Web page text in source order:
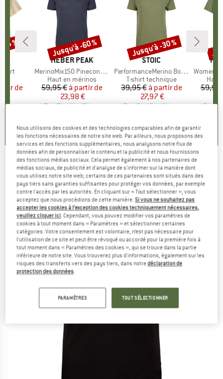
Shirt
réduit
de
%
MARQUE
HEBER PEAK
Article
MerinoMix150 PineconeHe. II T-Shirt
Product group
Haut en mérinos
Prix
59,95 € Prix réduit
à partir de
23,98 €
Remise
Jusqu'à -60 %
MARQUE
STOIC
Article
PerformanceMerino BorgholmSt. T-Shirt
Product group
T-shirt technique
Prix
39,95 € Prix réduit
à partir de
27,97 €
Remise
Jusqu'à -30 %
Article
Women's
Haut
59,95
BLACK DIAMOND - Desert Lines Tee - T-shirt
(0)
Nous utilisons des cookies et des technologies comparables afin de garantir
les fonctions nécessaires de notre site web. Par ailleurs, nous proposons des
services et des fonctions supplémentaires, nous analysons notre flux de
données afin de personnaliser le contenu et la publicité et nous fournissons
des fonctions médias sociaux. Cela permet également à nos partenaires de
médias sociaux, de publicité et d'analyse de s'informer sur la manière dont
vous utilisez notre site web; certains de ces partenaires sont situés dans des
pays tiers sans garanties suffisantes pour protéger vos données, par exemple
contre l'accès par les autorités. En cliquant sur « Tout sélectionner », vous
acceptez que nous procédions de cette manière.Si vous ne souhaitez pas
accepter les cookies à l’exception des cookies techniquement nécessaires,
veuillez cliquer ici. Cependant, vous pouvez modifier vos paramètres de
cookies à tout moment dans « Paramètres » et sélectionner certaines
catégories. Votre consentement est volontaire, n’est pas nécessaire pour
l’utilisation de ce site et peut être révoqué ou accordé pour la première fois à
tout moment dans « Paramètres des cookies », qui se trouve dans la partie
inférieure de notre site. Vous trouverez plus d'informations, également sur les
risques des transferts vers des pays tiers, dans notredéclaration de
protection des données.
PARAMÈTRES TOUT SÉLECTIONNER